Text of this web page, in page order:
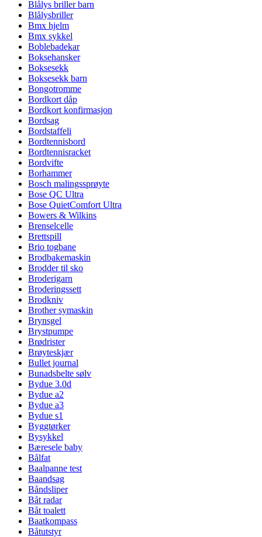
Blålys briller barn
Blålysbriller
Bmx hjelm
Bmx sykkel
Boblebadekar
Boksehansker
Boksesekk
Boksesekk barn
Bongotromme
Bordkort dåp
Bordkort konfirmasjon
Bordsag
Bordstaffeli
Bordtennisbord
Bordtennisracket
Bordvifte
Borhammer
Bosch malingssprøyte
Bose QC Ultra
Bose QuietComfort Ultra
Bowers & Wilkins
Brenselcelle
Brettspill
Brio togbane
Brodbakemaskin
Brodder til sko
Broderigarn
Broderingssett
Brodkniv
Brother symaskin
Brynsgel
Brystpumpe
Brødrister
Brøyteskjær
Bullet journal
Bunadsbelte sølv
Bydue 3.0d
Bydue a2
Bydue a3
Bydue s1
Byggtørker
Bysykkel
Bæresele baby
Bålfat
Baalpanne test
Baandsag
Båndsliper
Båt radar
Båt toalett
Baatkompass
Båtutstyr